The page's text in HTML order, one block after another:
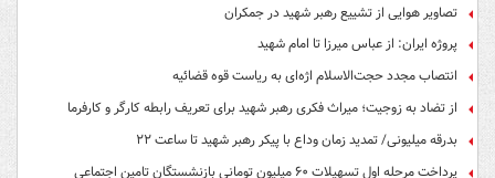
تصاویر هوایی از تشییع رهبر شهید در جمکران
پروژه ایران: از عباس میرزا تا امام شهید
انتصاب مجدد حجت‌الاسلام اژه‌ای به ریاست قوه‌ قضائیه
از تضاد به زوجیت؛ میراث فکری رهبر شهید برای تعریف رابطه کارگر و کارفرما
بدرقه میلیونی/ تمدید زمان وداع با پیکر رهبر شهید تا ساعت ۲۲
پرداخت مرحله اول تسهیلات ۶۰ میلیون تومانی بازنشستگان تامین اجتماعی